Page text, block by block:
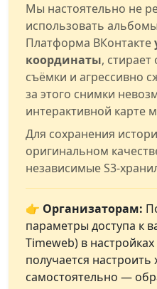
Мы настоятельно не
использовать
Платформа ВКонтакте
координаты,
съёмки и агрессивно
за этого снимки
интерактивной карте
Для сохранения
оригинальном
независимые S3-
👉 Организаторам:
параметры доступа к
Timeweb) в
получается
самостоятельно —